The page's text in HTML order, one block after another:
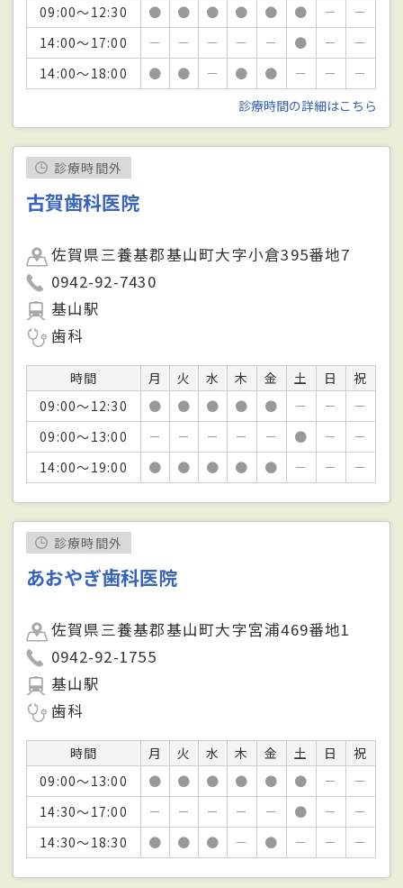
09:00～12:30
● ● ● ● ● ● －
－
14:00～17:00
－ － － － － ● －
－
14:00～18:00
● ● － ● ● － －
－
診療時間の詳細はこちら
診療時間外
古賀歯科医院
佐賀県三養基郡基山町大字小倉395番地7
0942-92-7430
基山駅
歯科
時間 月 火 水 木 金 土 日
祝
09:00～12:30
● ● ● ● ● － －
－
09:00～13:00
－ － － － － ● －
－
14:00～19:00
● ● ● ● ● － － －
診療時間外
あおやぎ歯科医院
佐賀県三養基郡基山町大字宮浦469番地1
0942-92-1755
基山駅
歯科
時間 月 火 水 木 金 土 日
祝
09:00～13:00
● ● ● ● ● ● －
－
14:30～17:00
－ － － － － ● －
－
14:30～18:30
● ● ● － ● － － －